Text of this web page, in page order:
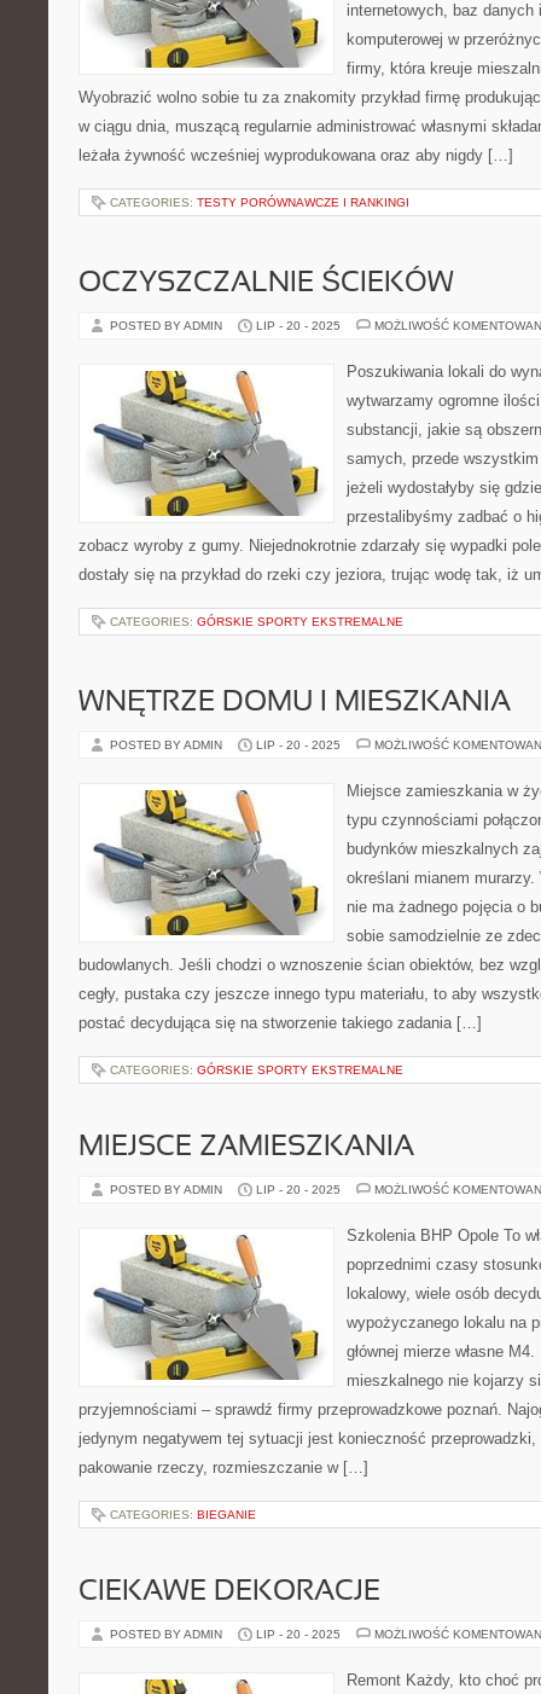
internetowych, baz danych
komputerowej w
firmy, która kreuje
Wyobrazić wolno sobie tu za znakomity przykład firmę
w ciągu dnia, muszącą regularnie administrować własnymi
leżała żywność wcześniej wyprodukowana oraz aby nigdy […]
CATEGORIES: TESTY PORÓWNAWCZE I RANKINGI
OCZYSZCZALNIE ŚCIEKÓW
POSTED BY ADMIN LIP - 20 - 2025 MOŻLIWOŚĆ
Poszukiwania lokali do
wytwarzamy ogromne
substancji, jakie są
samych, przede
jeżeli wydostałyby się
przestalibyśmy zadbać o
zobacz wyroby z gumy. Niejednokrotnie zdarzały się wypadki
dostały się na przykład do rzeki czy jeziora, trując wodę tak, iż
CATEGORIES: GÓRSKIE SPORTY EKSTREMALNE
WNĘTRZE DOMU I MIESZKANIA
POSTED BY ADMIN LIP - 20 - 2025 MOŻLIWOŚĆ
Miejsce zamieszkania w
typu czynnościami
budynków mieszkalnych
określani mianem
nie ma żadnego pojęcia o
sobie samodzielnie ze
budowlanych. Jeśli chodzi o wznoszenie ścian obiektów, bez
cegły, pustaka czy jeszcze innego typu materiału, to aby
postać decydująca się na stworzenie takiego zadania […]
CATEGORIES: GÓRSKIE SPORTY EKSTREMALNE
MIEJSCE ZAMIESZKANIA
POSTED BY ADMIN LIP - 20 - 2025 MOŻLIWOŚĆ
Szkolenia BHP Opole To
poprzednimi czasy
lokalowy, wiele osób
wypożyczanego lokalu na
głównej mierze własne
mieszkalnego nie kojarzy
przyjemnościami – sprawdź firmy przeprowadzkowe poznań.
jedynym negatywem tej sytuacji jest konieczność
pakowanie rzeczy, rozmieszczanie w […]
CATEGORIES: BIEGANIE
CIEKAWE DEKORACJE
POSTED BY ADMIN LIP - 20 - 2025 MOŻLIWOŚĆ
Remont Każdy, kto choć